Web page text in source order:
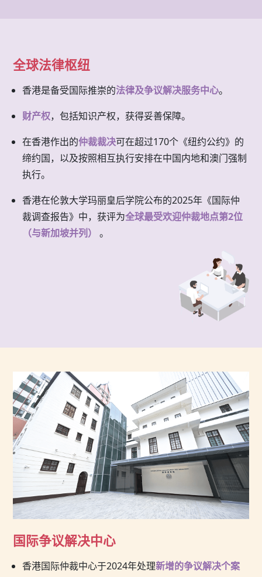
全球法律枢纽
香港是备受国际推崇的法律及争议解决服务中心。
财产权，包括知识产权，获得妥善保障。
在香港作出的仲裁裁决可在超过170个《纽约公约》的
缔约国，以及按照相互执行安排在中国内地和澳门强制
执行。
香港在伦敦大学玛丽皇后学院公布的2025年《国际仲
裁调查报告》中，获评为全球最受欢迎仲裁地点第2位
（与新加坡并列）
。
国际争议解决中心
香港国际仲裁中心于2024年处理新增的争议解决个案